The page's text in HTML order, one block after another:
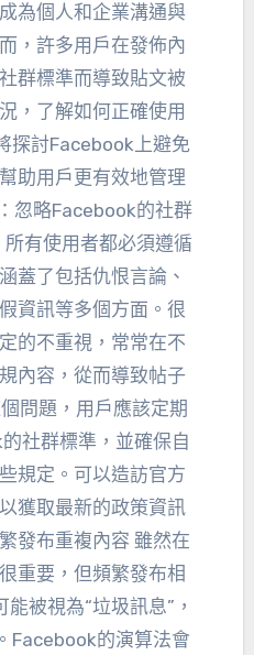
為個人和企業溝通與
，許多用戶在發佈內
群標準而導致貼文被
，了解如何正確使用
探討Facebook上避免
助用戶更有效地管理
忽略Facebook的社群
有使用者都必須遵循
蓋了包括仇恨言論、
資訊等多個方面。很
的不重視，常常在不
內容，從而導致帖子
問題，用戶應該定期
社群標準，並確保自
規定。可以造訪官方
獲取最新的政策資訊
發布重複內容 雖然在
重要，但頻繁發布相
被視為“垃圾訊息”，
Facebook的演算法會